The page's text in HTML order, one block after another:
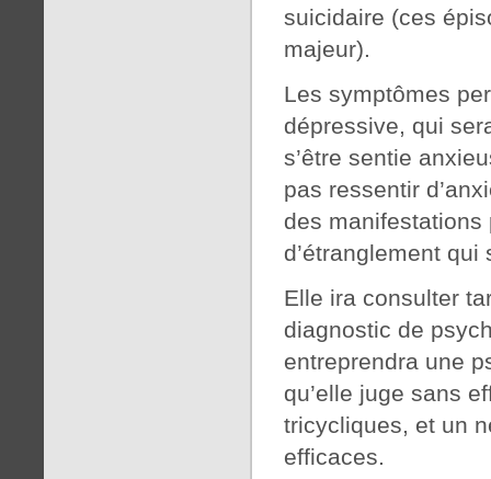
suicidaire (ces
majeur).
Les symptômes
dépressive, qui
s’être sentie
pas ressentir
des manifestations
d’étranglement qui
Elle ira consulter
diagnostic de
entreprendra une
qu’elle juge sans
tricycliques, et un
efficaces.